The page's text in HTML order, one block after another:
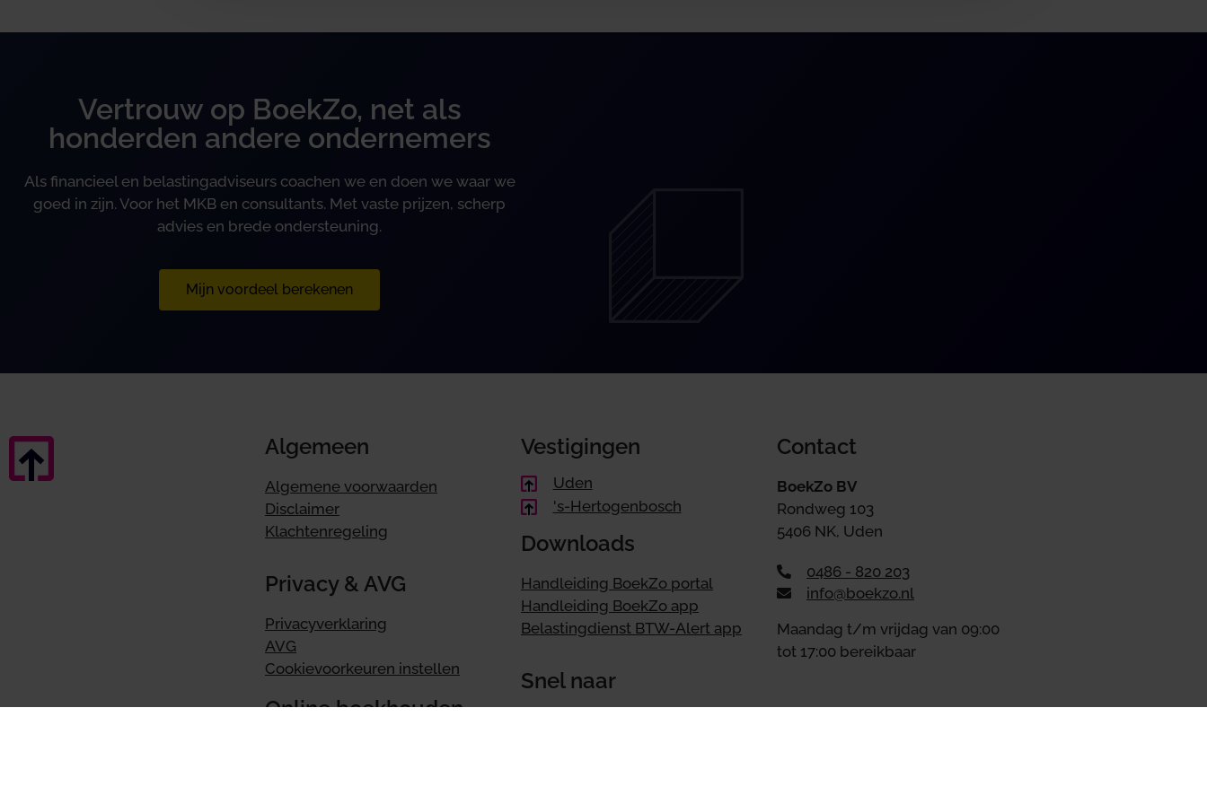
Vertrouw op BoekZo, net als
honderden andere ondernemers
Als financieel en belastingadviseurs coachen we en doen we waar we
goed in zijn. Voor het MKB en consultants. Met vaste prijzen, scherp
advies en brede ondersteuning.
Mijn voordeel berekenen
Algemeen
Algemene voorwaarden
Disclaimer
Klachtenregeling
Privacy & AVG
Privacyverklaring
AVG
Cookievoorkeuren instellen
Online boekhouden
Vestigingen
Uden
's-Hertogenbosch
Downloads
Handleiding BoekZo portal
Handleiding BoekZo app
Belastingdienst BTW-Alert app
Snel naar
Contact
BoekZo BV
Rondweg 103
5406 NK, Uden
0486 - 820 203
info@boekzo.nl
Maandag t/m vrijdag van 09:00
tot 17:00 bereikbaar